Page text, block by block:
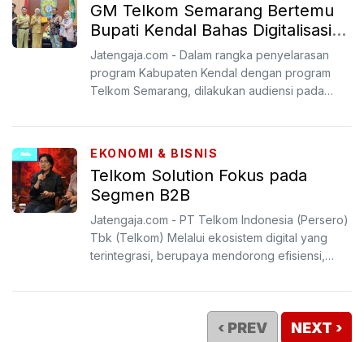
GM Telkom Semarang Bertemu
Bupati Kendal Bahas Digitalisasi
Jaringan
Jatengaja.com - Dalam rangka penyelarasan
program Kabupaten Kendal dengan program
Telkom Semarang, dilakukan audiensi pada
EKONOMI & BISNIS
Telkom Solution Fokus pada
Segmen B2B
Jatengaja.com - PT Telkom Indonesia (Persero)
Tbk (Telkom) Melalui ekosistem digital yang
terintegrasi, berupaya mendorong efisiensi,
‹ PREV NEXT ›